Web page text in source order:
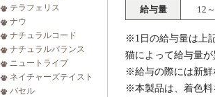
テラフェリス
ナウ
ナチュラルコード
ナチュラルバランス
ニュートライプ
ネイチャーズテイスト
バセル
給与量
12
※1日の給与量は上
猫によって給与量が
※給与の際には新鮮
※本製品は、着色料